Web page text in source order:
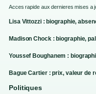
Acces rapide aux dernieres mises a
Lisa Vittozzi : biographie,
Madison Chock : biographie,
Youssef Boughanem :
Bague Cartier : prix, valeur de
Politiques